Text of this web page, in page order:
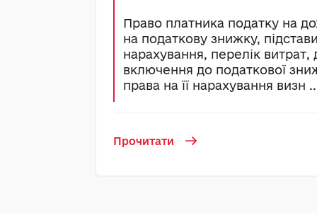
Право платника податку на
на податкову знижку, підстави
нарахування, перелік
включення до податкової
права на її нарахування визн
Прочитати